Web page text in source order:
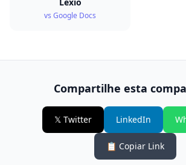
vs Google Docs
Compartilhe esta
𝕏 Twitter LinkedIn
📋 Copiar Link